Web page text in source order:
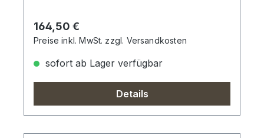
Regulärer Preis:
164,50 €
Preise inkl. MwSt. zzgl. Versandkosten
sofort ab Lager verfügbar
Details